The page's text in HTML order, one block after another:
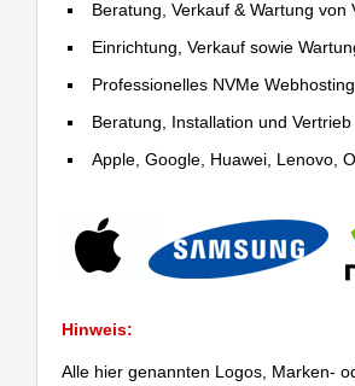
Beratung, Verkauf & Wartung
Einrichtung, Verkauf sowie
Professionelles NVMe
Beratung, Installation und
Apple, Google, Huawei, Lenovo,
Hinweis:
Alle hier genannten Logos, Marken-